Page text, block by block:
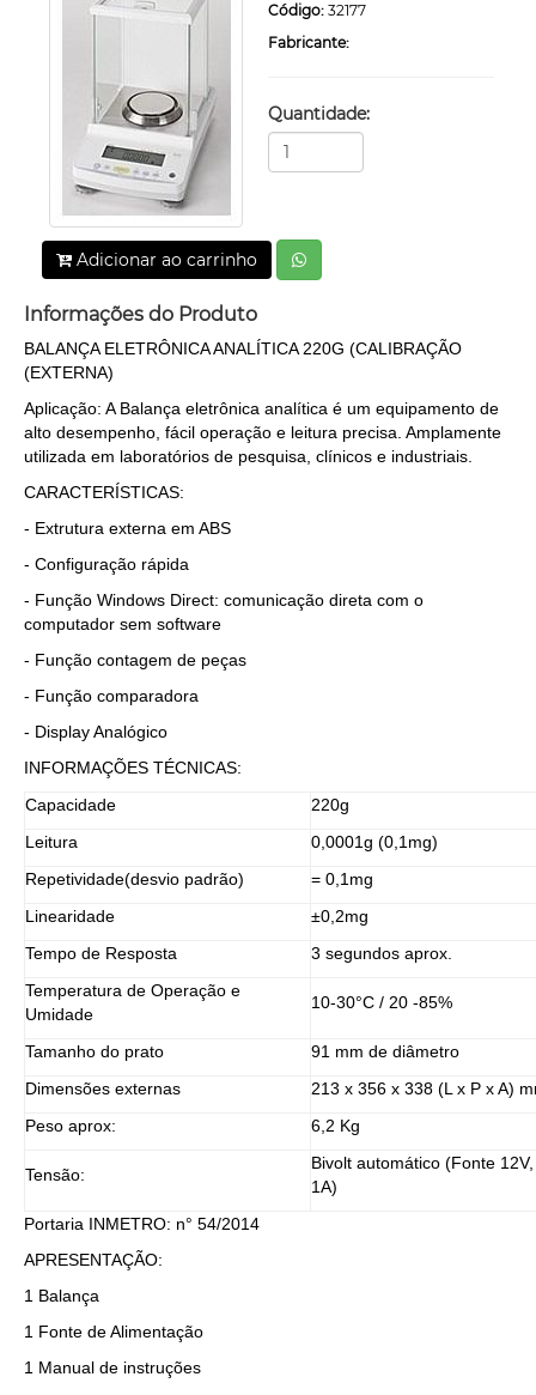
Código: 32177
Fabricante:
Quantidade:
Adicionar ao carrinho
Informações do Produto
BALANÇA ELETRÔNICA ANALÍTICA 220G (CALIBRAÇÃO
(EXTERNA)
Aplicação: A Balança eletrônica analítica é um equipamento de
alto desempenho, fácil operação e leitura precisa. Amplamente
utilizada em laboratórios de pesquisa, clínicos e industriais.
CARACTERÍSTICAS:
- Extrutura externa em ABS
- Configuração rápida
- Função Windows Direct: comunicação direta com o
computador sem software
- Função contagem de peças
- Função comparadora
- Display Analógico
INFORMAÇÕES TÉCNICAS:
Capacidade
220g
Leitura
0,0001g (0,1mg)
Repetividade(desvio padrão)
= 0,1mg
Linearidade
±0,2mg
Tempo de Resposta
3 segundos aprox.
Temperatura de Operação e
Umidade
10-30°C / 20 -85%
Tamanho do prato
91 mm de diâmetro
Dimensões externas
213 x 356 x 338 (L x P x A)
Peso aprox:
6,2 Kg
Tensão:
Bivolt automático (Fonte 12V,
1A)
Portaria INMETRO: n° 54/2014
APRESENTAÇÃO:
1 Balança
1 Fonte de Alimentação
1 Manual de instruções